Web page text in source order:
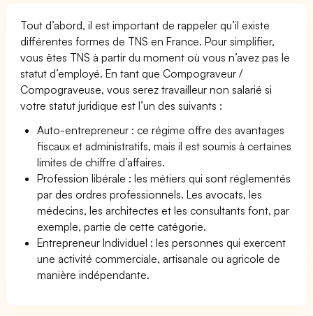
Tout d’abord, il est important de rappeler qu’il existe
différentes formes de TNS en France. Pour simplifier,
vous êtes TNS à partir du moment où vous n’avez pas le
statut d’employé. En tant que Compograveur /
Compograveuse, vous serez travailleur non salarié si
votre statut juridique est l’un des suivants :
Auto-entrepreneur : ce régime offre des avantages
fiscaux et administratifs, mais il est soumis à certaines
limites de chiffre d’affaires.
Profession libérale : les métiers qui sont réglementés
par des ordres professionnels. Les avocats, les
médecins, les architectes et les consultants font, par
exemple, partie de cette catégorie.
Entrepreneur Individuel : les personnes qui exercent
une activité commerciale, artisanale ou agricole de
manière indépendante.